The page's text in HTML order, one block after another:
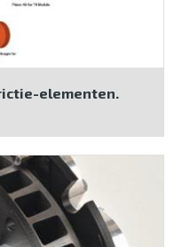
elementen.